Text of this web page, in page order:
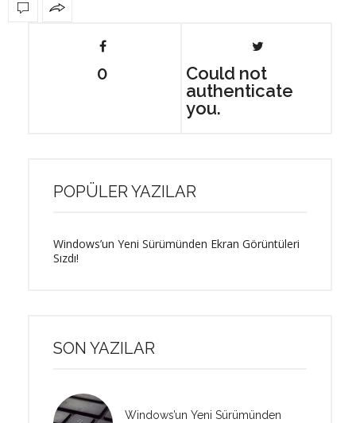
0
Could not
authenticate
you.
POPÜLER YAZILAR
Windows’un Yeni Sürümünden Ekran Görüntüleri
Sızdı!
SON YAZILAR
Windows’un Yeni Sürümünden